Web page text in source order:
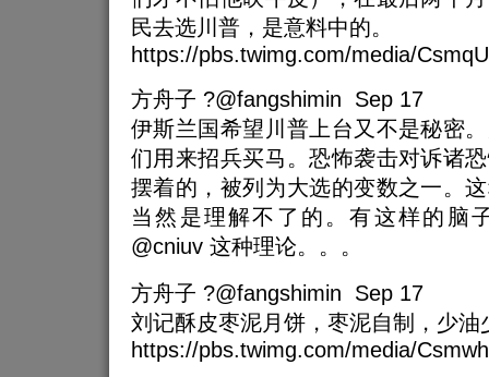
民去选川普，是意料中的。
https://pbs.twimg.com/media/
方舟子 ?@fangshimin Sep 17
伊斯兰国希望川普上台又不是秘密
们用来招兵买马。恐怖袭击对诉诸
摆着的，被列为大选的变数之一。
当然是理解不了的。有这样的脑
@cniuv 这种理论。。。
方舟子 ?@fangshimin Sep 17
刘记酥皮枣泥月饼，枣泥自制，少油
https://pbs.twimg.com/media/